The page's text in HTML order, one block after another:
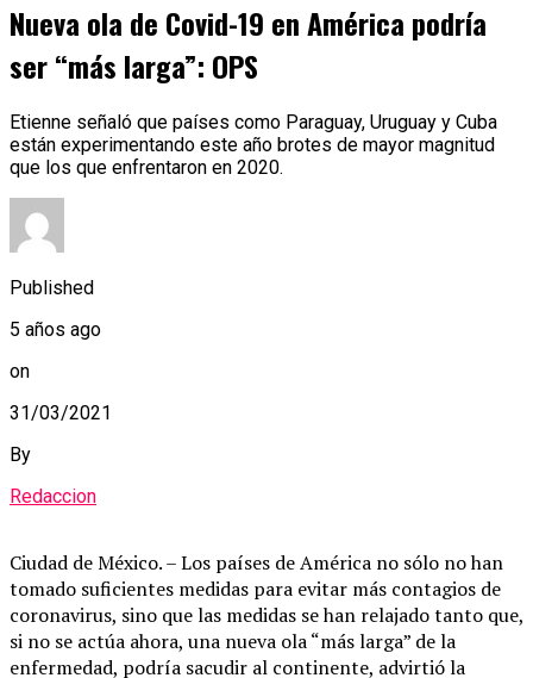
Nueva ola de Covid-19 en América podría
ser “más larga”: OPS
Etienne señaló que países como Paraguay, Uruguay y Cuba
están experimentando este año brotes de mayor magnitud
que los que enfrentaron en 2020.
Published
5 años ago
on
31/03/2021
By
Redaccion
Ciudad de México. – Los países de América no sólo no han
tomado suficientes medidas para evitar más contagios de
coronavirus, sino que las medidas se han relajado tanto que,
si no se actúa ahora, una nueva ola “más larga” de la
enfermedad, podría sacudir al continente, advirtió la